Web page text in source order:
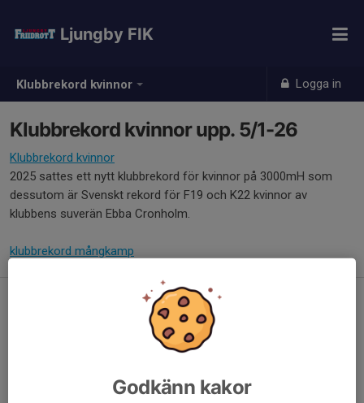
Klubbrekord kvinnor Logga in
Ljungby FIK
Klubbrekord kvinnor upp. 5/1-26
Klubbrekord kvinnor
2025 sattes ett nytt klubbrekord för kvinnor på 3000mH som
dessutom är Svenskt rekord för F19 och K22 kvinnor av
klubbens suverän Ebba Cronholm.
klubbrekord mångkamp
Godkänn kakor